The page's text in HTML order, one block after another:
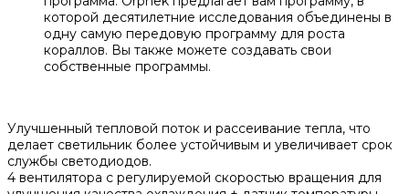
которой десятилетние исследования объединены в
одну самую передовую программу для роста
кораллов. Вы также можете создавать свои
собственные программы.
Улучшенный тепловой поток и рассеивание тепла, что
делает светильник более устойчивым и увеличивает срок
службы светодиодов.
4 вентилятора с регулируемой скоростью вращения для